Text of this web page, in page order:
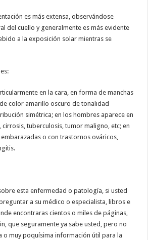
es más extensa, observándose
del cuello y generalmente es más evidente
a la exposición solar mientras se
en la cara, en forma de manchas
color amarillo oscuro de tonalidad
simétrica; en los hombres aparece en
cirrosis, tuberculosis, tumor maligno, etc; en
embarazadas o con trastornos ováricos,
esta enfermedad o patología, si usted
a su médico o especialista, libros e
encontraras cientos o miles de páginas,
que seguramente ya sabe usted, pero no
o muy poquísima información útil para la